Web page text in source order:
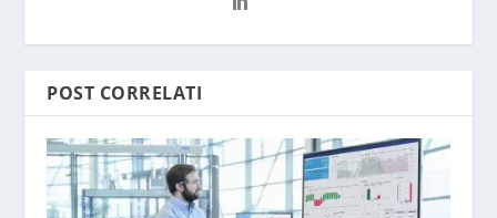
POST CORRELATI